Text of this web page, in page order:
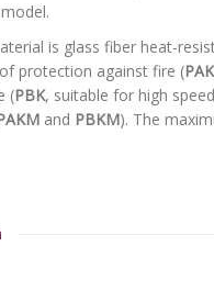
is glass fiber heat-
protection against fire (PAK
(PBK, suitable for high
and PBKM). The